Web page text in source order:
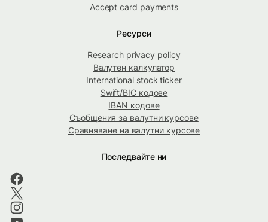
Accept card payments
Ресурси
Research privacy policy
Валутен калкулатор
International stock ticker
Swift/BIC кодове
IBAN кодове
Съобщения за валутни курсове
Сравняване на валутни курсове
Последвайте ни